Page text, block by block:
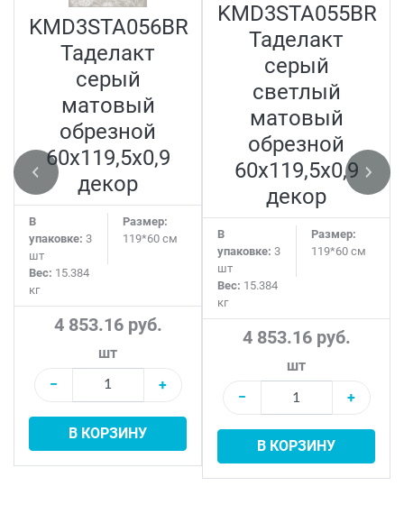
KMD3STA056BR
Таделакт
серый
матовый
обрезной
60x119,5x0,9
декор
В
упаковке: 3
шт
Размер:
119*60 см
Вес: 15.384
кг
4 853.16 руб.
шт
−
+
В КОРЗИНУ
KMD3STA055BR
Таделакт
серый
светлый
матовый
обрезной
60x119,5x0,9
декор
В
упаковке: 3
шт
Размер:
119*60 см
Вес: 15.384
кг
4 853.16 руб.
шт
−
+
В КОРЗИНУ